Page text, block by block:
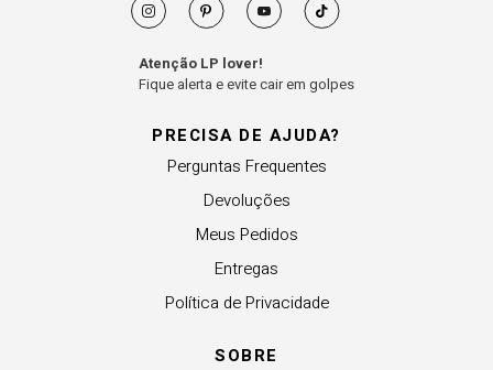
PRECISA DE AJUDA?
Perguntas Frequentes
Devoluções
Meus Pedidos
Entregas
Política de Privacidade
SOBRE
Atenção LP lover!
Fique alerta e evite cair em golpes